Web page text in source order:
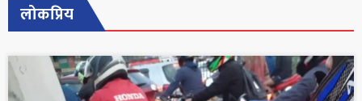
लोकप्रिय